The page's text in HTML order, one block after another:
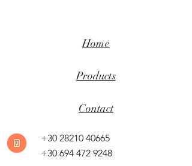
Home
Products
Contact
+30 28210 40665
+30 694 472 9248